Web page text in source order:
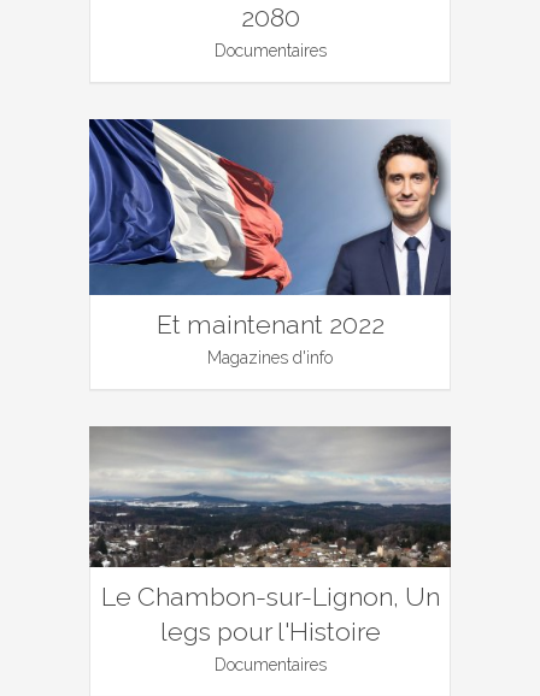
2080
Documentaires
Et maintenant 2022
Magazines d'info
Le Chambon-sur-Lignon, Un
legs pour l'Histoire
Documentaires